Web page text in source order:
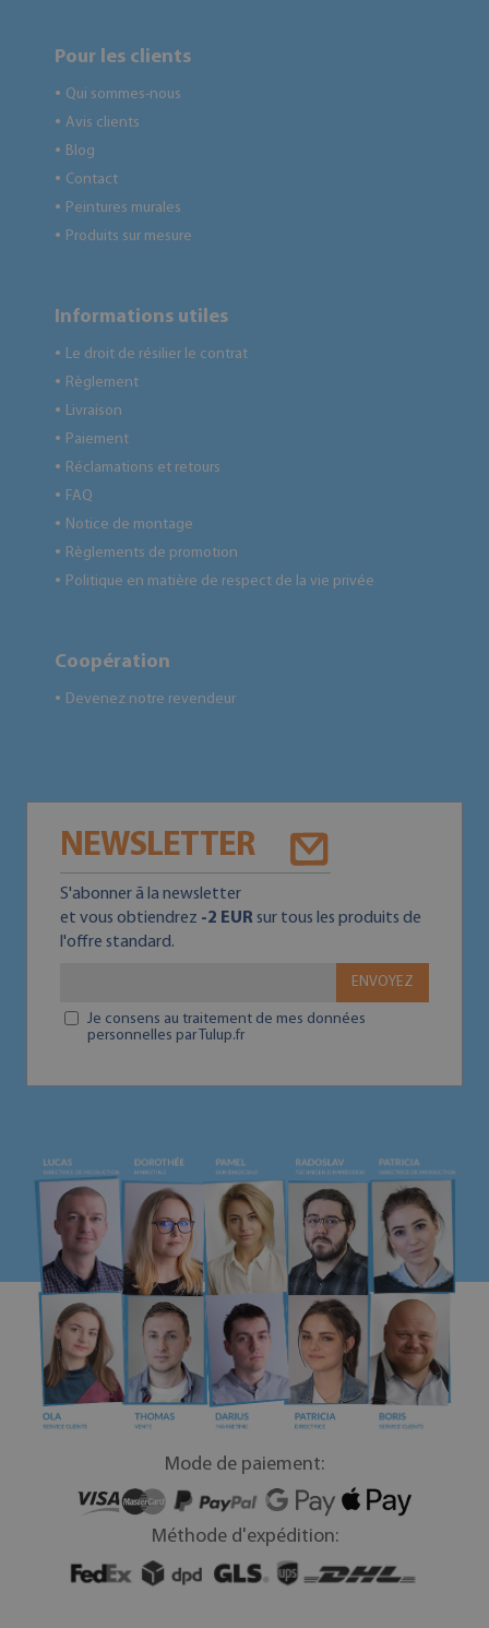
Pour les clients
● Qui sommes-nous
● Avis clients
● Blog
● Contact
● Peintures murales
● Produits sur mesure
Informations utiles
● Le droit de résilier le contrat
● Règlement
● Livraison
● Paiement
● Réclamations et retours
● FAQ
● Notice de montage
● Règlements de promotion
● Politique en matière de respect de la vie privée
Coopération
● Devenez notre revendeur
NEWSLETTER
S'abonner ā la newsletter
et vous obtiendrez -2 EUR sur tous les produits de
l'offre standard.
ENVOYEZ
Je consens au traitement de mes données
personnelles par Tulup.fr
Mode de paiement:
Méthode d'expédition: